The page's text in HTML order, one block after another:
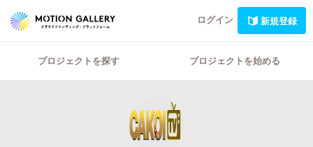
ログイン 新規登録
プロジェクトを探す プロジェクトを始める